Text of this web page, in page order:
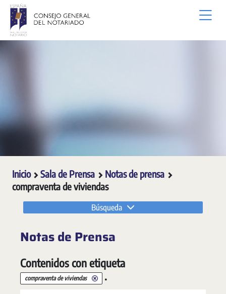
Saltar al contenido principal
Inicio Sala de Prensa
Notas de prensa
compraventa de viviendas
Búsqueda
Notas de Prensa
Contenidos con etiqueta
compraventa de viviendas .